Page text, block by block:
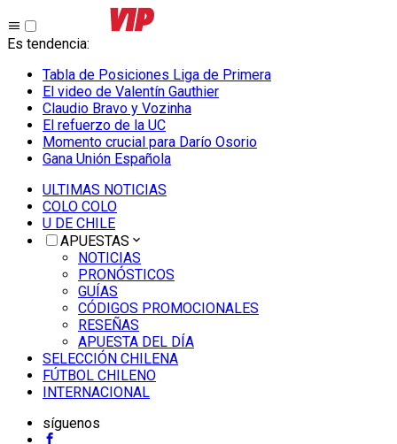
Es tendencia:
Tabla de Posiciones Liga de Primera
El video de Valentín Gauthier
Claudio Bravo y Vozinha
El refuerzo de la UC
Momento crucial para Darío Osorio
Gana Unión Española
ULTIMAS NOTICIAS
COLO COLO
U DE CHILE
APUESTAS
NOTICIAS
PRONÓSTICOS
GUÍAS
CÓDIGOS PROMOCIONALES
RESEÑAS
APUESTA DEL DÍA
SELECCIÓN CHILENA
FÚTBOL CHILENO
INTERNACIONAL
síguenos